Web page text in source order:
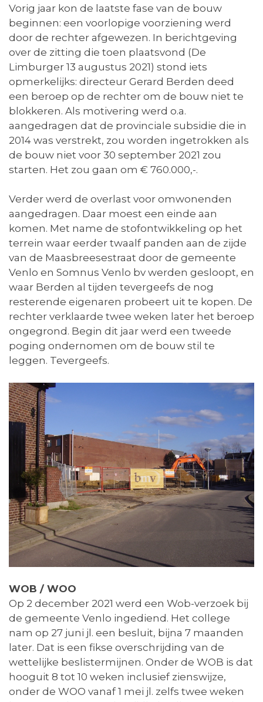
Vorig jaar kon de laatste fase van de bouw
beginnen: een voorlopige voorziening werd
door de rechter afgewezen. In berichtgeving
over de zitting die toen plaatsvond (De
Limburger 13 augustus 2021) stond iets
opmerkelijks: directeur Gerard Berden deed
een beroep op de rechter om de bouw niet te
blokkeren. Als motivering werd o.a.
aangedragen dat de provinciale subsidie die in
2014 was verstrekt, zou worden ingetrokken als
de bouw niet voor 30 september 2021 zou
starten. Het zou gaan om € 760.000,-.
Verder werd de overlast voor omwonenden
aangedragen. Daar moest een einde aan
komen. Met name de stofontwikkeling op het
terrein waar eerder twaalf panden aan de zijde
van de Maasbreesestraat door de gemeente
Venlo en Somnus Venlo bv werden gesloopt, en
waar Berden al tijden tevergeefs de nog
resterende eigenaren probeert uit te kopen. De
rechter verklaarde twee weken later het beroep
ongegrond. Begin dit jaar werd een tweede
poging ondernomen om de bouw stil te
leggen. Tevergeefs.
WOB / WOO
Op 2 december 2021 werd een Wob-verzoek bij
de gemeente Venlo ingediend. Het college
nam op 27 juni jl. een besluit, bijna 7 maanden
later. Dat is een fikse overschrijding van de
wettelijke beslistermijnen. Onder de WOB is dat
hooguit 8 tot 10 weken inclusief zienswijze,
onder de WOO vanaf 1 mei jl. zelfs twee weken